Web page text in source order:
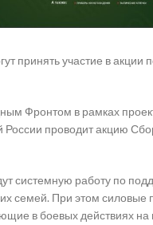
принять участие в акции
Фронтом в рамках
проводит акцию
системную работу по
семей. При этом силовые
в боевых действиях на